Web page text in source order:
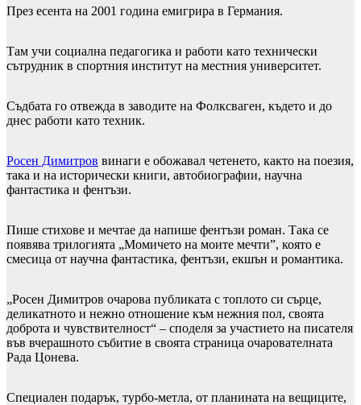
През есента на 2001 година емигрира в Германия.
Там учи социална педагогика и работи като технически
сътрудник в спортния институт на местния университет.
Съдбата го отвежда в заводите на Фолксваген, където и до
днес работи като техник.
Росен Димитров винаги е обожавал четенето, както на поезия,
така и на исторически книги, автобиографии, научна
фантастика и фентъзи.
Пише стихове и мечтае да напише фентъзи роман. Така се
появява трилогията „Момичето на моите мечти”, която е
смесица от научна фантастика, фентъзи, екшън и романтика.
„Росен Димитров очарова публиката с топлото си сърце,
деликатното и нежно отношение към нежния пол, своята
доброта и чувствителност“ – споделя за участието на писателя
във вчерашното събитие в своята страница очарователната
Рада Цонева.
Специален подарък, турбо-метла, от планината на вещиците,